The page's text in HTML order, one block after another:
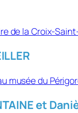
de la Croix-
musée du
et